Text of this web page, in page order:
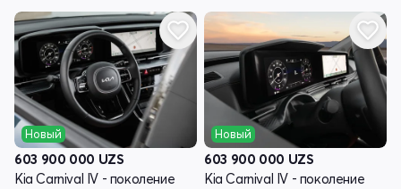
Новый
603 900 000 UZS
Kia Carnival IV - поколение
Новый
603 900 000 UZS
Kia Carnival IV - поколение